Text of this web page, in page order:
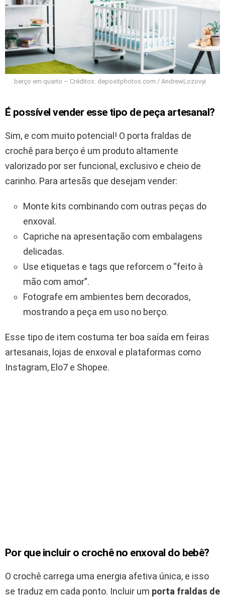
berço em quarto – Créditos: depositphotos.com / AndrewLozovyi
É possível vender esse tipo de peça artesanal?
Sim, e com muito potencial! O porta fraldas de
crochê para berço é um produto altamente
valorizado por ser funcional, exclusivo e cheio de
carinho. Para artesãs que desejam vender:
Monte kits combinando com outras peças do
enxoval.
Capriche na apresentação com embalagens
delicadas.
Use etiquetas e tags que reforcem o “feito à
mão com amor”.
Fotografe em ambientes bem decorados,
mostrando a peça em uso no berço.
Esse tipo de item costuma ter boa saída em feiras
artesanais, lojas de enxoval e plataformas como
Instagram, Elo7 e Shopee.
Por que incluir o crochê no enxoval do bebê?
O crochê carrega uma energia afetiva única, e isso
se traduz em cada ponto. Incluir um porta fraldas de